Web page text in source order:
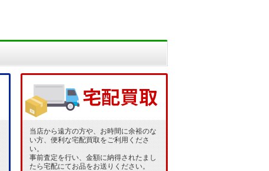
当店から遠方の方や、お時間に余裕のな
い方、便利な宅配買取をご利用くださ
い。
事前査定を行い、金額に納得されたまし
たら宅配にてお品をお送りください。